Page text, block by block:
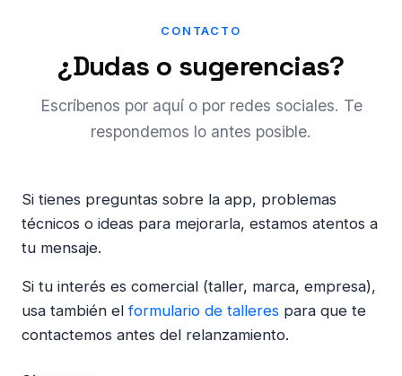
CONTACTO
¿Dudas o sugerencias?
Escríbenos por aquí o por redes sociales. Te
respondemos lo antes posible.
Si tienes preguntas sobre la app, problemas
técnicos o ideas para mejorarla, estamos atentos a
tu mensaje.
Si tu interés es comercial (taller, marca, empresa),
usa también elformulario de talleres para que te
contactemos antes del relanzamiento.